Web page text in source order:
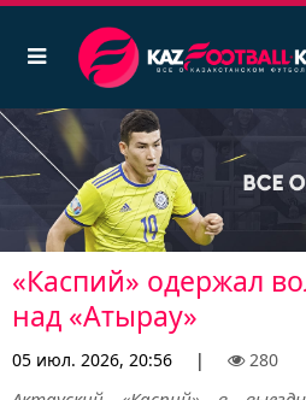
«Каспий» одержал
над «Атырау»
05 июл. 2026, 20:56 | 280